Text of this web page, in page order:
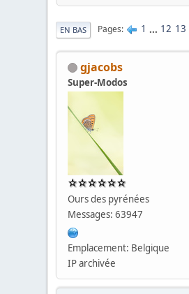
EN BAS Pages 1 ... 12 13
gjacobs
Super-Modos
Ours des pyrénées
Messages: 63947
Emplacement: Belgique
IP archivée